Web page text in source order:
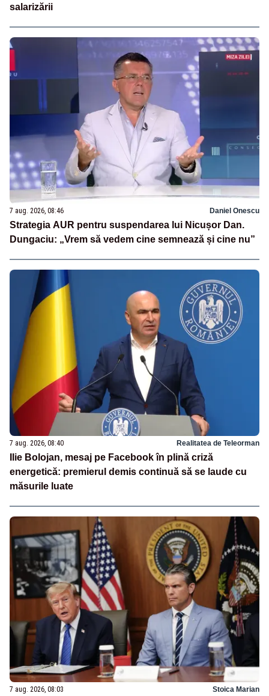
salarizării
7 aug. 2026, 08:46 Daniel Onescu
Strategia AUR pentru suspendarea lui Nicușor Dan.
Dungaciu: „Vrem să vedem cine semnează și cine nu”
7 aug. 2026, 08:40 Realitatea de Teleorman
Ilie Bolojan, mesaj pe Facebook în plină criză
energetică: premierul demis continuă să se laude cu
măsurile luate
7 aug. 2026, 08:03 Stoica Marian